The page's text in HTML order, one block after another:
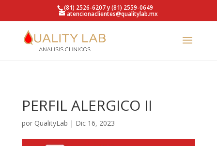
https://qualitylab.mx/(81) 2526-6207 y (81) 2559-0649
atencionaclientes@qualitylab.mx
PERFIL ALERGICO II
por QualityLab | Dic 16, 2023